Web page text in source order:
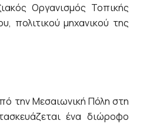
Οργανισμός Τοπικής
πολιτικού μηχανικού της
την Μεσαιωνική Πόλη στη
ένα διώροφο